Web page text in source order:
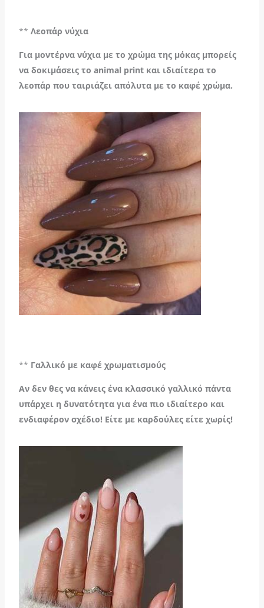
** Λεοπάρ νύχια
Για μοντέρνα νύχια με το χρώμα της μόκας μπορείς
να δοκιμάσεις το animal print και ιδιαίτερα το
λεοπάρ που ταιριάζει απόλυτα με το καφέ χρώμα.
** Γαλλικό με καφέ χρωματισμούς
Αν δεν θες να κάνεις ένα κλασσικό γαλλικό πάντα
υπάρχει η δυνατότητα για ένα πιο ιδιαίτερο και
ενδιαφέρον σχέδιο! Είτε με καρδούλες είτε χωρίς!